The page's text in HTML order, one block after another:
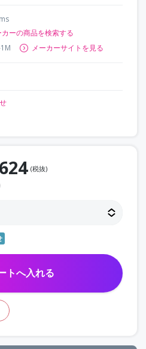
ーの商品を検索する
メーカーサイトを見る
(税抜)
トへ入れる